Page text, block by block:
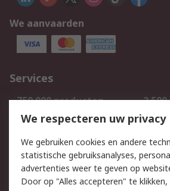
We aanvaarden
Services
750.000 producten
Bestellen
Track & Trace
Wettelijk
We respecteren uw privacy
We gebruiken cookies en andere
statistische gebruiksanalyses,
advertenties weer te geven op
Door op "Alles accepteren" te